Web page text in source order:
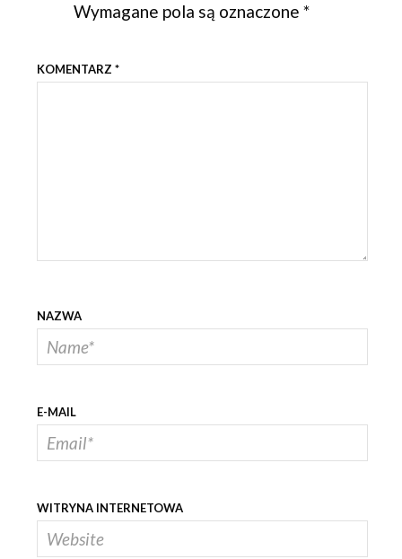
Wymagane pola są oznaczone *
KOMENTARZ *
NAZWA
E-MAIL
WITRYNA INTERNETOWA